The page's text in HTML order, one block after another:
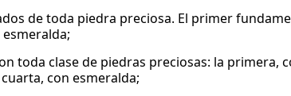
de toda piedra preciosa. El primer
toda clase de piedras preciosas: la primera,
con esmeralda;